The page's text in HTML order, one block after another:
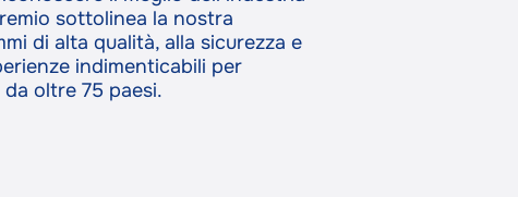
sottolinea la nostra
di alta qualità, alla sicurezza e
indimenticabili per
oltre 75 paesi.